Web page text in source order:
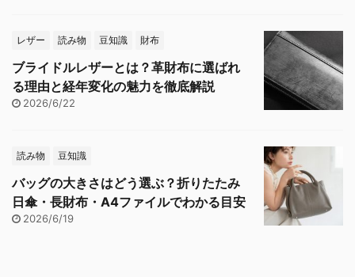
レザー 読み物 豆知識 財布
ブライドルレザーとは？革財布に選ばれ
る理由と経年変化の魅力を徹底解説
2026/6/22
読み物 豆知識
バッグの大きさはどう選ぶ？折りたたみ
日傘・長財布・A4ファイルでわかる目安
2026/6/19